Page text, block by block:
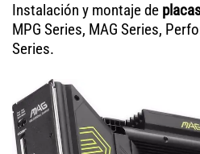
Instalación y montaje de
MPG Series, MAG Series,
Series.